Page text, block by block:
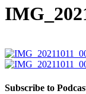
Subscribe to